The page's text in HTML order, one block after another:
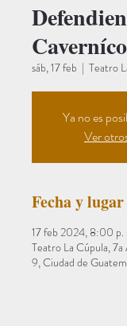
sáb, 17 feb
  |
Teatro
Ya no es
Ver
Fecha y lugar
17 feb 2024, 8:00
Teatro La Cúpula,
9, Ciudad de